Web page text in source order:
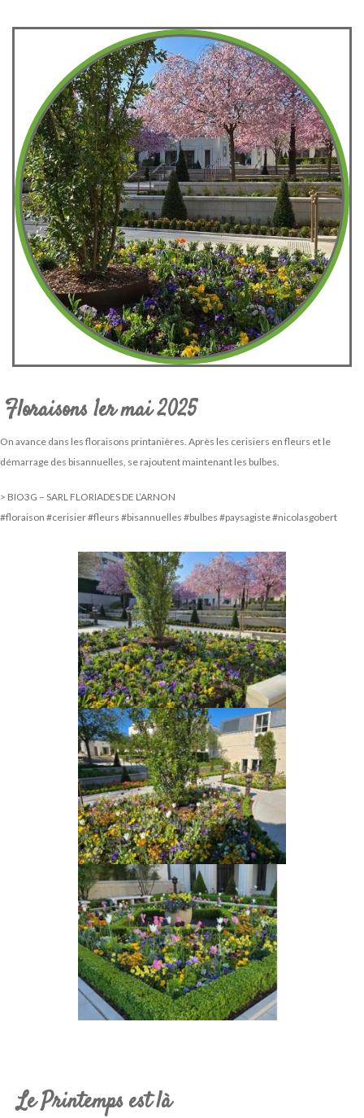
Floraisons 1er mai 2025
On avance dans les floraisons printanières. Après les cerisiers en fleurs et le
démarrage des bisannuelles, se rajoutent maintenant les bulbes.
> BIO3G – SARL FLORIADES DE L’ARNON
#floraison #cerisier #fleurs #bisannuelles #bulbes #paysagiste #nicolasgobert
Le Printemps est là